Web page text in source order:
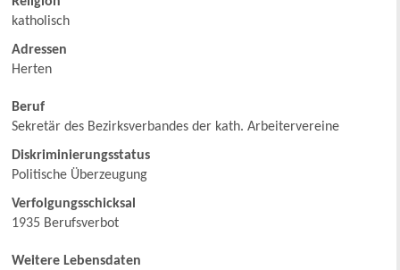
katholisch
Adressen
Herten
Beruf
Sekretär des Bezirksverbandes der kath. Arbeitervereine
Diskriminierungsstatus
Politische Überzeugung
Verfolgungsschicksal
1935 Berufsverbot
Weitere Lebensdaten